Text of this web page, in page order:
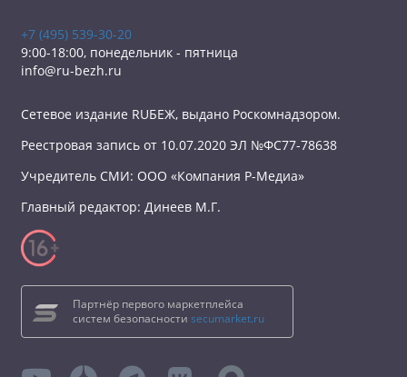
+7 (495) 539-30-20
9:00-18:00, понедельник - пятница
info@ru-bezh.ru
Сетевое издание RUБЕЖ, выдано Роскомнадзором.
Реестровая запись от 10.07.2020 ЭЛ №ФС77-78638
Учредитель СМИ: ООО «Компания Р-Медиа»
Главный редактор: Динеев М.Г.
Партнёр первого маркетплейса
систем безопасности secumarket.ru